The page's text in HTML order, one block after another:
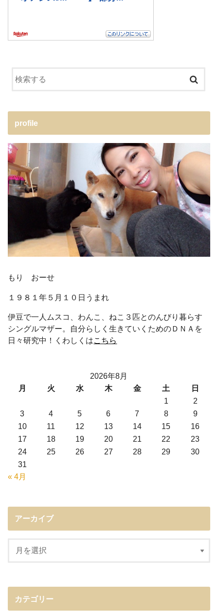
profile
もり おーせ
１９８１年５月１０日うまれ
伊豆で一人ムスコ、わんこ、ねこ３匹とのんびり暮らす
シングルマザー。自分らしく生きていくためのＤＮＡを
日々研究中！くわしくはこちら
2026年8月
月
火 水 木 金 土
日
1
2
3
4 5 6 7 8
9
10
11 12 13 14 15
16
17
18 19 20 21 22
23
24
25 26 27 28 29
30
31
« 4月
アーカイブ
カテゴリー